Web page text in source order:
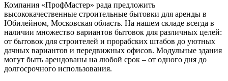
Компания «ПрофМастер» рада предложить
высококачественные строительные бытовки для аренды в
Юбилейном, Московская область. На нашем складе всегда в
наличии множество вариантов бытовок для различных целей:
от бытовок для строителей и прорабских штабов до уютных
дачных вариантов и передвижных офисов. Модульные здания
могут быть арендованы на любой срок – от одного дня до
долгосрочного использования.